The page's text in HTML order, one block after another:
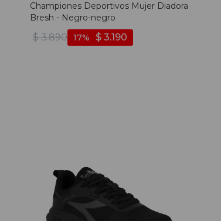
Championes Deportivos Mujer Diadora
Bresh - Negro-negro
$ 3.890 $ 3.190
17